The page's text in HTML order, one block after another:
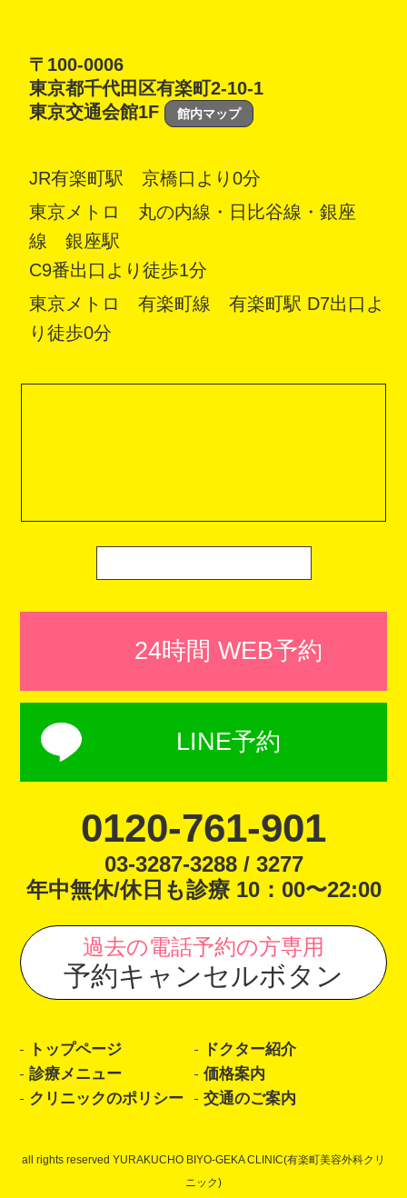
〒100-0006
東京都千代田区有楽町2-10-1
東京交通会館1F
館内マップ
JR有楽町駅 京橋口より0分
東京メトロ 丸の内線・日比谷線・銀座
線 銀座駅
C9番出口より徒歩1分
東京メトロ 有楽町線 有楽町駅 D7出口よ
り徒歩0分
24時間 WEB予約
LINE予約
0120-761-901
03-3287-3288 / 3277
年中無休/休日も診療 10：00〜22:00
過去の電話予約の方専用
予約キャンセルボタン
トップページ
ドクター紹介
診療メニュー
価格案内
クリニックのポリシー
交通のご案内
all rights reserved YURAKUCHO BIYO-GEKA CLINIC(有楽町美容外科クリ
ニック)